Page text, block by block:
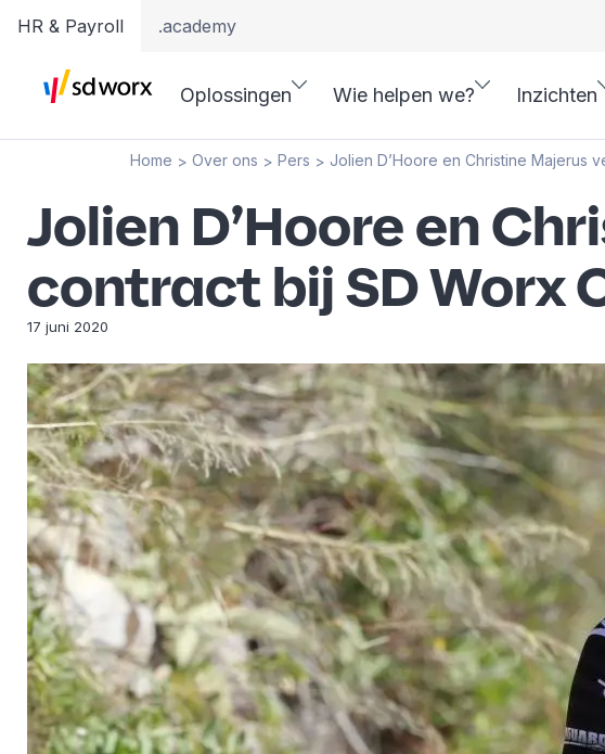
HR & Payroll .academy
Oplossingen Wie helpen we? Inzichten
Home > Over ons > Pers > Jolien D’Hoore en Christine Majerus
Jolien D’Hoore en
contract bij SD Worx
17 juni 2020